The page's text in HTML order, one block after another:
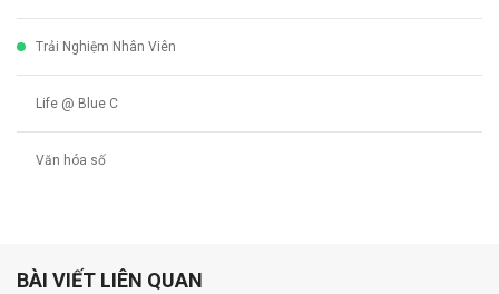
Trải Nghiệm Nhân Viên
Life @ Blue C
Văn hóa số
BÀI VIẾT LIÊN QUAN